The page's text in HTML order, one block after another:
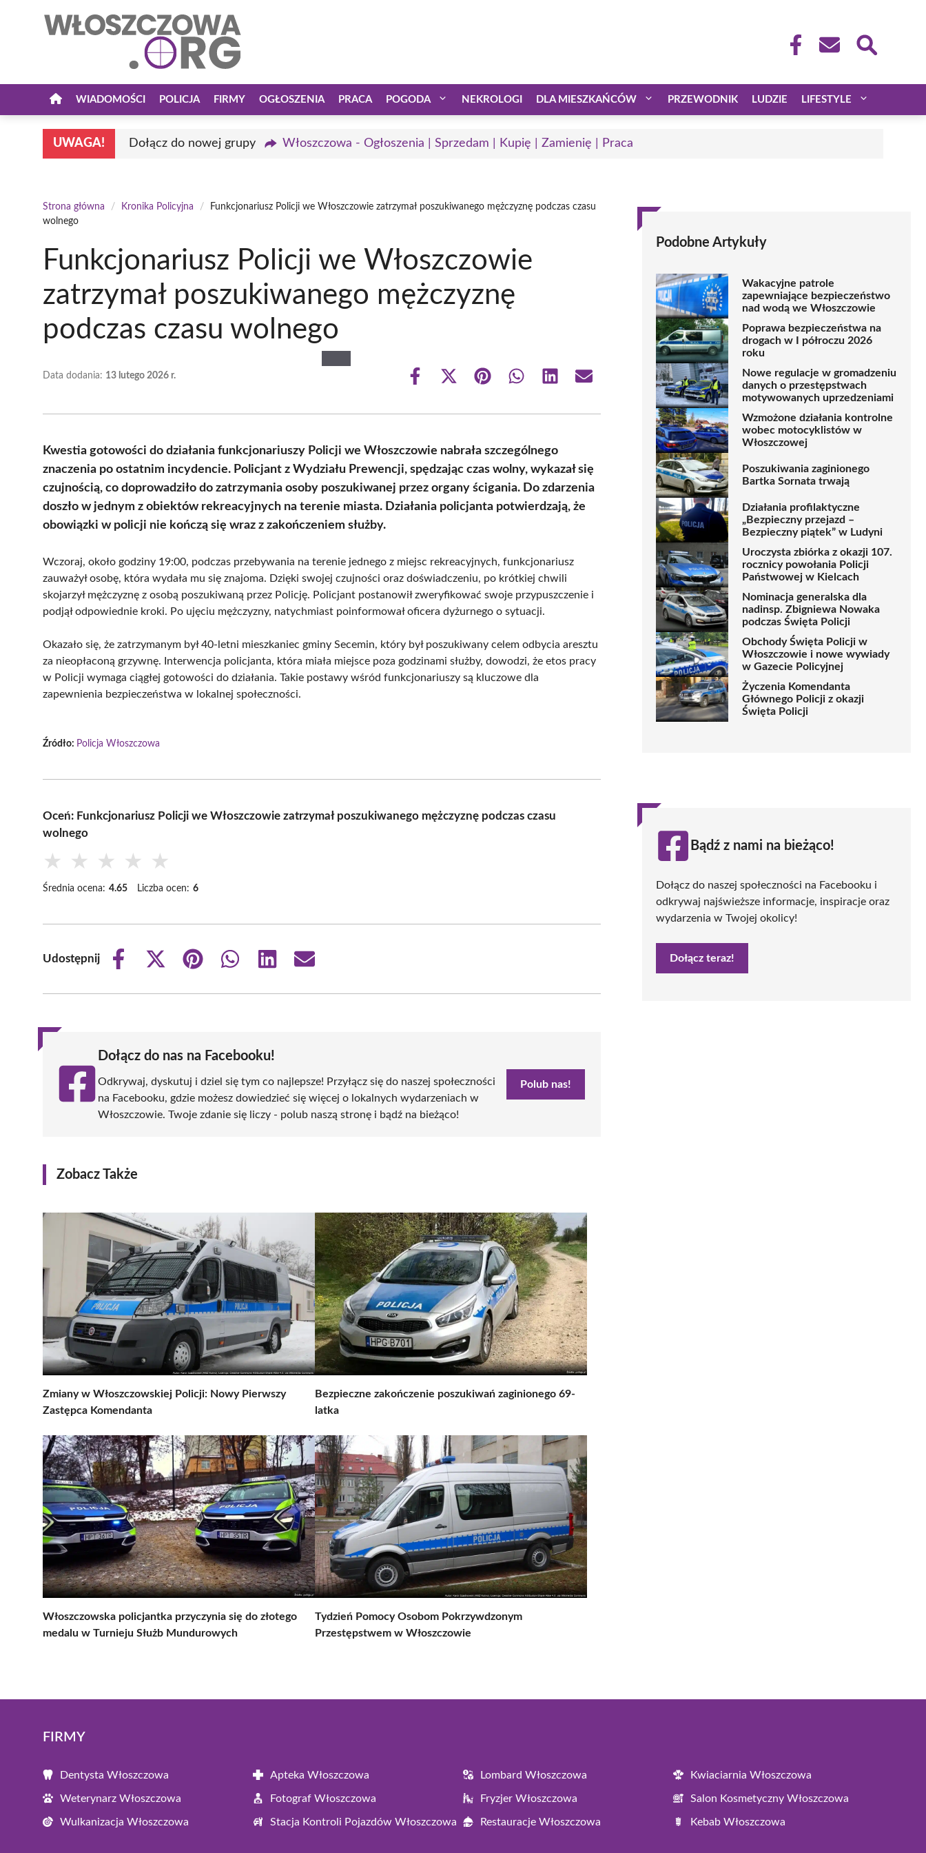
WIADOMOŚCI POLICJA FIRMY OGŁOSZENIA PRACA POGODA NEKROLOGI DLA MIESZKAŃCÓW PRZEWODNIK LUDZIE LIFESTYLE
UWAGA! Dołącz do nowej grupy Włoszczowa - Ogłoszenia | Sprzedam | Kupię | Zamienię | Praca
Strona główna / Kronika Policyjna /
Funkcjonariusz Policji we Włoszczowie zatrzymał poszukiwanego mężczyznę podczas czasu
wolnego
Funkcjonariusz Policji we Włoszczowie
zatrzymał poszukiwanego mężczyznę
podczas czasu wolnego
Data dodania: 13 lutego 2026 r.
Share
Share
(Twitter)
Share Share Share Share
Kwestia gotowości do działania funkcjonariuszy Policji we Włoszczowie nabrała szczególnego
znaczenia po ostatnim incydencie. Policjant z Wydziału Prewencji, spędzając czas wolny, wykazał się
czujnością, co doprowadziło do zatrzymania osoby poszukiwanej przez organy ścigania. Do zdarzenia
doszło w jednym z obiektów rekreacyjnych na terenie miasta. Działania policjanta potwierdzają, że
obowiązki w policji nie kończą się wraz z zakończeniem służby.
Wczoraj, około godziny 19:00, podczas przebywania na terenie jednego z miejsc rekreacyjnych, funkcjonariusz
zauważył osobę, która wydała mu się znajoma. Dzięki swojej czujności oraz doświadczeniu, po krótkiej chwili
skojarzył mężczyznę z osobą poszukiwaną przez Policję. Policjant postanowił zweryfikować swoje przypuszczenie i
podjął odpowiednie kroki. Po ujęciu mężczyzny, natychmiast poinformował oficera dyżurnego o sytuacji.
Okazało się, że zatrzymanym był 40-letni mieszkaniec gminy Secemin, który był poszukiwany celem odbycia aresztu
za nieopłaconą grzywnę. Interwencja policjanta, która miała miejsce poza godzinami służby, dowodzi, że etos pracy
w Policji wymaga ciągłej gotowości do działania. Takie postawy wśród funkcjonariuszy są kluczowe dla
zapewnienia bezpieczeństwa w lokalnej społeczności.
Źródło: Policja Włoszczowa
Oceń: Funkcjonariusz Policji we Włoszczowie zatrzymał poszukiwanego mężczyznę podczas czasu
wolnego
★ ★ ★ ★ ★
Średnia ocena: 4.65 Liczba ocen: 6
Udostępnij
Share
Share
(Twitter)
Share
Share
Share
Share
Dołącz do nas na Facebooku!
Odkrywaj, dyskutuj i dziel się tym co najlepsze! Przyłącz się do naszej społeczności
na Facebooku, gdzie możesz dowiedzieć się więcej o lokalnych wydarzeniach w
Włoszczowie. Twoje zdanie się liczy - polub naszą stronę i bądź na bieżąco!
Polub nas!
Zobacz Także
Zmiany w Włoszczowskiej Policji: Nowy Pierwszy
Zastępca Komendanta
Bezpieczne zakończenie poszukiwań zaginionego 69-
latka
Włoszczowska policjantka przyczynia się do złotego
medalu w Turnieju Służb Mundurowych
Tydzień Pomocy Osobom Pokrzywdzonym
Przestępstwem w Włoszczowie
Podobne Artykuły
Wakacyjne patrole
zapewniające bezpieczeństwo
nad wodą we Włoszczowie
Poprawa bezpieczeństwa na
drogach w I półroczu 2026
roku
Nowe regulacje w gromadzeniu
danych o przestępstwach
motywowanych uprzedzeniami
Wzmożone działania kontrolne
wobec motocyklistów w
Włoszczowej
Poszukiwania zaginionego
Bartka Sornata trwają
Działania profilaktyczne
„Bezpieczny przejazd –
Bezpieczny piątek” w Ludyni
Uroczysta zbiórka z okazji 107.
rocznicy powołania Policji
Państwowej w Kielcach
Nominacja generalska dla
nadinsp. Zbigniewa Nowaka
podczas Święta Policji
Obchody Święta Policji w
Włoszczowie i nowe wywiady
w Gazecie Policyjnej
Życzenia Komendanta
Głównego Policji z okazji
Święta Policji
Bądź z nami na bieżąco!
Dołącz do naszej społeczności na Facebooku i
odkrywaj najświeższe informacje, inspiracje oraz
wydarzenia w Twojej okolicy!
Dołącz teraz!
FIRMY
Dentysta Włoszczowa Apteka Włoszczowa Lombard Włoszczowa Kwiaciarnia Włoszczowa
Weterynarz Włoszczowa Fotograf Włoszczowa Fryzjer Włoszczowa Salon Kosmetyczny Włoszczowa
Wulkanizacja Włoszczowa Stacja Kontroli Pojazdów Włoszczowa Restauracje Włoszczowa Kebab Włoszczowa